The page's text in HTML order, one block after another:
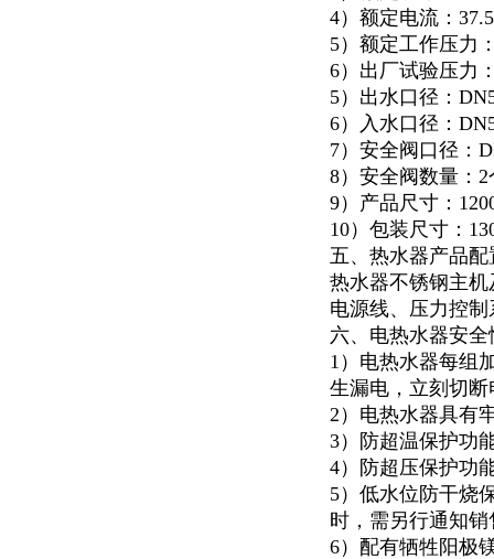
4）额定电流：
5）额定工作压力
6）出厂试验压力
5）出水口径：
6）入水口径：
7）安全阀口径：
8）安全阀数量：2
9）产品尺寸：
10）包装尺寸：
五、热水器产品配
热水器不锈钢主
电源线、压力控
六、电热水器安全
1）电热水器每组
生漏电，立刻切
2）电热水器具有
3）防超温保护功
4）防超压保护功
5）低水位防干烧
时，需另行通知
6）配有牺牲阳极